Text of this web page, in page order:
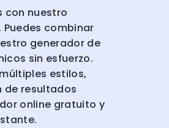
con nuestro
combinar
generador de
sin esfuerzo.
estilos,
de resultados
online gratuito y